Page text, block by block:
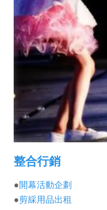
整合行銷
●開幕活動企劃
●剪綵用品出租